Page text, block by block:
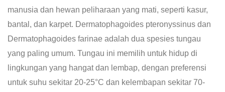
manusia dan hewan peliharaan yang mati, seperti kasur,
bantal, dan karpet. Dermatophagoides pteronyssinus dan
Dermatophagoides farinae adalah dua spesies tungau
yang paling umum. Tungau ini memilih untuk hidup di
lingkungan yang hangat dan lembap, dengan preferensi
untuk suhu sekitar 20-25°C dan kelembapan sekitar 70-